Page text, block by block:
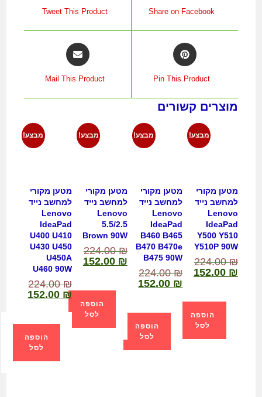
Share on Facebook
Tweet This Product
Pin This Product
Mail This Product
מוצרים קשורים
מבצע!
מטען מקורי
למחשב נייד
Lenovo
IdeaPad
Y500 Y510
Y510P 90W
224.00₪
152.00 ₪
הוספה
לסל
מבצע!
מטען מקורי
למחשב נייד
Lenovo
IdeaPad
B460 B465
B470 B470e
B475 90W
224.00₪
152.00 ₪
הוספה
לסל
מבצע!
מטען מקורי
למחשב נייד
Lenovo
5.5/2.5
Brown 90W
224.00₪
152.00 ₪
הוספה
לסל
מבצע!
מטען מקורי
למחשב נייד
Lenovo
IdeaPad
U400 U410
U430 U450
U450A
U460 90W
224.00₪
152.00 ₪
הוספה
לסל